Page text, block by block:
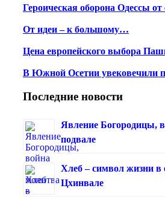
Героическая оборона Одессы
От идеи – к большому…
Цена европейского выбора
В Южной Осетии увековечили
Последние новости
Явление Богородицы,
подвале
Хлеб – символ жизни в
Цхинвале